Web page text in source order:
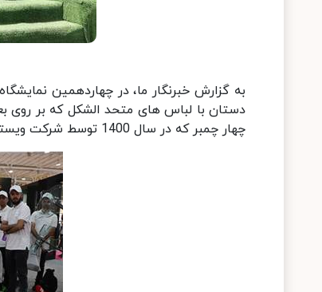
دستان با لباس های متحد الشکل که بر روی
چهار چمبر که در سال 1400 توسط شرکت ویستابست ارائه شد) قابل مشاهده بود، حضور داشتند.